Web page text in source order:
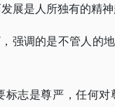
展是人所独有的精
强调的是不管人的
标志是尊严，任何